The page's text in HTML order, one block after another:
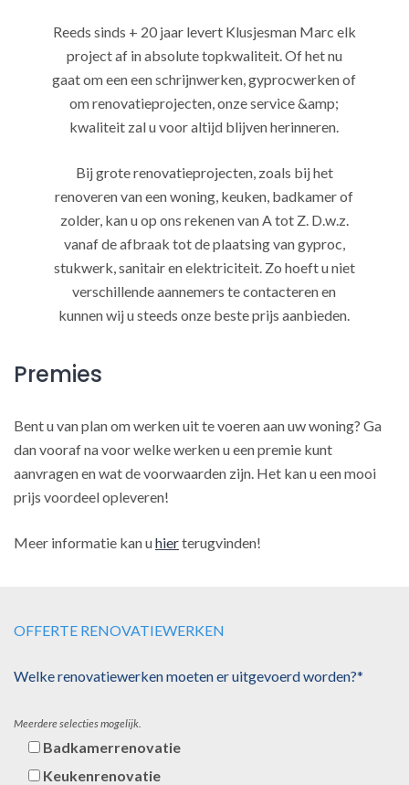
Reeds sinds + 20 jaar levert Klusjesman Marc elk
project af in absolute topkwaliteit. Of het nu
gaat om een een schrijnwerken, gyprocwerken of
om renovatieprojecten, onze service &amp;
kwaliteit zal u voor altijd blijven herinneren.
Bij grote renovatieprojecten, zoals bij het
renoveren van een woning, keuken, badkamer of
zolder, kan u op ons rekenen van A tot Z. D.w.z.
vanaf de afbraak tot de plaatsing van gyproc,
stukwerk, sanitair en elektriciteit. Zo hoeft u niet
verschillende aannemers te contacteren en
kunnen wij u steeds onze beste prijs aanbieden.
Premies
Bent u van plan om werken uit te voeren aan uw woning? Ga
dan vooraf na voor welke werken u een premie kunt
aanvragen en wat de voorwaarden zijn. Het kan u een mooi
prijs voordeel opleveren!
Meer informatie kan uhierterugvinden!
OFFERTE RENOVATIEWERKEN
Welke renovatiewerken moeten er uitgevoerd worden?*
Meerdere selecties mogelijk.
Badkamerrenovatie
Keukenrenovatie